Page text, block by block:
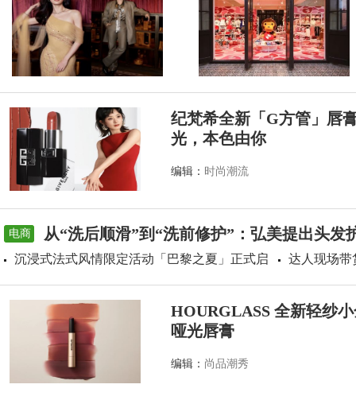
纪梵希全新「G方管」唇
光，本色由你
编辑： 时尚潮流
电商 从“洗后顺滑”到“洗前修护”：弘美提出头发
沉浸式法式风情限定活动「巴黎之夏」正式启 达人现场带
HOURGLASS 全新轻纱
哑光唇膏
编辑： 尚品潮秀